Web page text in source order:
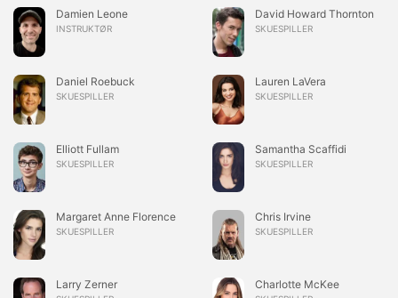
Damien Leone
INSTRUKTØR
David Howard Thornton
SKUESPILLER
Daniel Roebuck
SKUESPILLER
Lauren LaVera
SKUESPILLER
Elliott Fullam
SKUESPILLER
Samantha Scaffidi
SKUESPILLER
Margaret Anne Florence
SKUESPILLER
Chris Irvine
SKUESPILLER
Larry Zerner Charlotte McKee